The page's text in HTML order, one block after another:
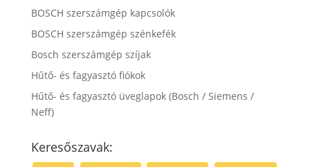
BOSCH szerszámgép kapcsolók
BOSCH szerszámgép szénkefék
Bosch szerszámgép szíjak
Hűtő- és fagyasztó fiókok
Hűtő- és fagyasztó üveglapok (Bosch / Siemens /
Neff)
Keresőszavak: